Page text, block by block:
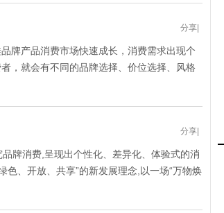
分享
牌产品消费市场快速成长，消费需求出现个
，就会有不同的品牌选择、价位选择、风格
分享
牌消费,呈现出个性化、差异化、体验式的消
、开放、共享”的新发展理念,以一场“万物焕